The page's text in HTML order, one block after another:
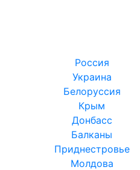
Россия
Украина
Белоруссия
Крым
Донбасс
Балканы
Приднестровье
Молдова